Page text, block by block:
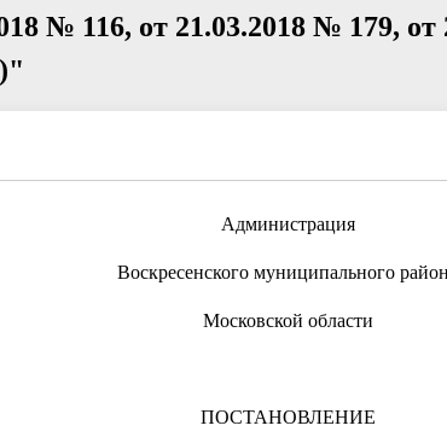
№ 116, от 21.03.2018 № 179,
Администрация
Воскресенского муниципального
Московской области
ПОСТАНОВЛЕНИЕ